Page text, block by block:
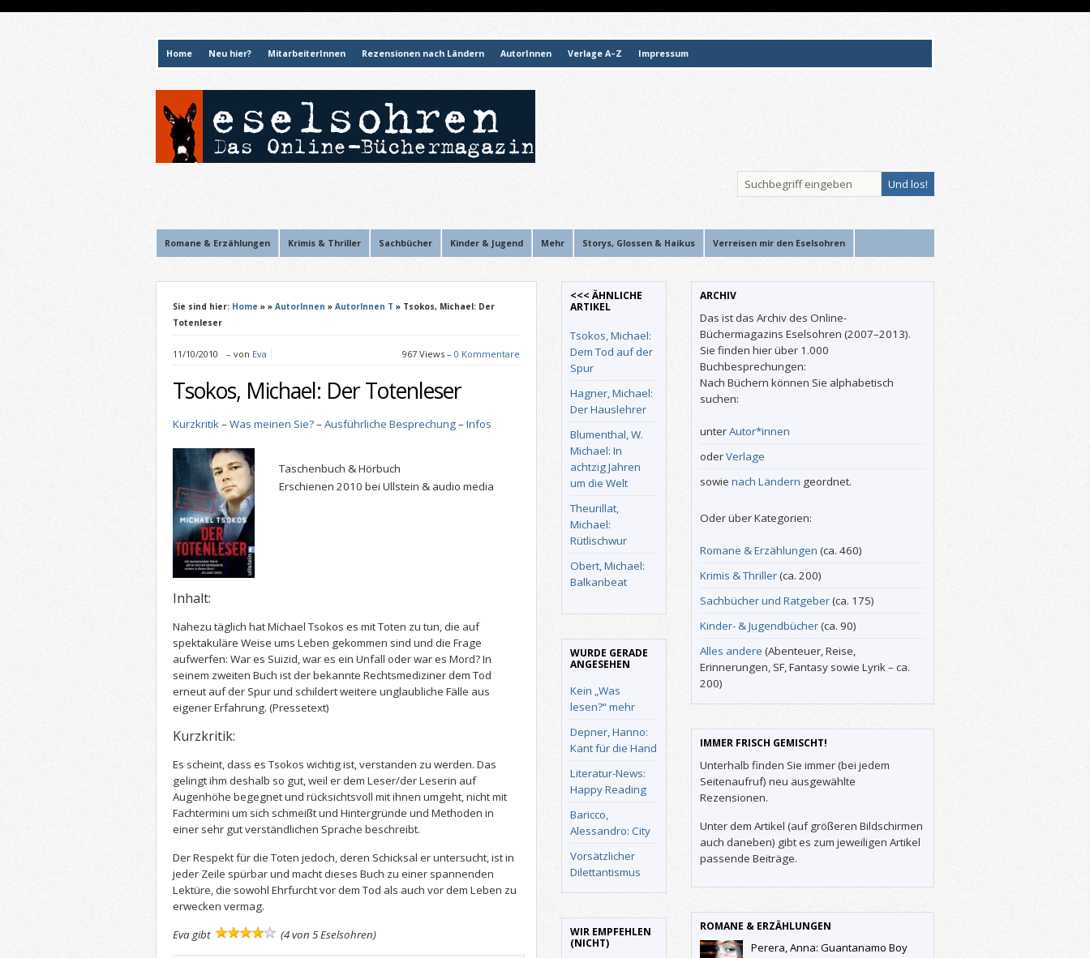
Home Neu hier? MitarbeiterInnen Rezensionen nach Ländern AutorInnen Verlage A–Z Impressum
Romane & Erzählungen Krimis & Thriller Sachbücher Kinder & Jugend Mehr Storys, Glossen & Haikus Verreisen mir den Eselsohren
Sie sind hier: Home » » AutorInnen » AutorInnen T » Tsokos, Michael: Der
Totenleser
11/10/2010 – von Eva 967 Views – 0 Kommentare
Tsokos, Michael: Der Totenleser
Kurzkritik– Was meinen Sie?– Ausführliche Besprechung– Infos
Taschenbuch & Hörbuch
Erschienen 2010 bei Ullstein & audio media
Inhalt:
Nahezu täglich hat Michael Tsokos es mit Toten zu tun, die auf
spektakuläre Weise ums Leben gekommen sind und die Frage
aufwerfen: War es Suizid, war es ein Unfall oder war es Mord? In
seinem zweiten Buch ist der bekannte Rechtsmediziner dem Tod
erneut auf der Spur und schildert weitere unglaubliche Fälle aus
eigener Erfahrung. (Pressetext)
Kurzkritik:
Es scheint, dass es Tsokos wichtig ist, verstanden zu werden. Das
gelingt ihm deshalb so gut, weil er dem Leser/der Leserin auf
Augenhöhe begegnet und rücksichtsvoll mit ihnen umgeht, nicht mit
Fachtermini um sich schmeißt und Hintergründe und Methoden in
einer sehr gut verständlichen Sprache beschreibt.
Der Respekt für die Toten jedoch, deren Schicksal er untersucht, ist in
jeder Zeile spürbar und macht dieses Buch zu einer spannenden
Lektüre, die sowohl Ehrfurcht vor dem Tod als auch vor dem Leben zu
erwecken vermag.
Eva gibt
(4 von 5 Eselsohren)
<<< ÄHNLICHE
ARTIKEL
Tsokos, Michael:
Dem Tod auf der
Spur
Hagner, Michael:
Der Hauslehrer
Blumenthal, W.
Michael: In
achtzig Jahren
um die Welt
Theurillat,
Michael:
Rütlischwur
Obert, Michael:
Balkanbeat
WURDE GERADE
ANGESEHEN
Kein „Was
lesen?“ mehr
Depner, Hanno:
Kant für die Hand
Literatur-News:
Happy Reading
Baricco,
Alessandro: City
Vorsätzlicher
Dilettantismus
WIR EMPFEHLEN
(NICHT)
ARCHIV
Das ist das Archiv des Online-
Büchermagazins Eselsohren (2007–2013).
Sie finden hier über 1.000
Buchbesprechungen:
Nach Büchern können Sie alphabetisch
suchen:
unterAutor*innen
oderVerlage
sowie nach Ländern geordnet.
Oder über Kategorien:
Romane & Erzählungen (ca. 460)
Krimis & Thriller(ca. 200)
Sachbücher und Ratgeber(ca. 175)
Kinder- & Jugendbücher(ca. 90)
Alles andere (Abenteuer, Reise,
Erinnerungen, SF, Fantasy sowie Lyrik – ca.
200)
IMMER FRISCH GEMISCHT!
Unterhalb finden Sie immer (bei jedem
Seitenaufruf) neu ausgewählte
Rezensionen.
Unter dem Artikel (auf größeren Bildschirmen
auch daneben) gibt es zum jeweiligen Artikel
passende Beiträge.
ROMANE & ERZÄHLUNGEN
Perera, Anna: Guantanamo Boy